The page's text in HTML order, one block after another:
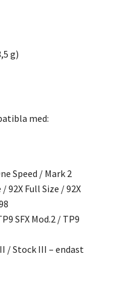
g)
med:
Speed / Mark 2
92X Full Size / 92X
SFX Mod.2 / TP9
/ Stock III – endast